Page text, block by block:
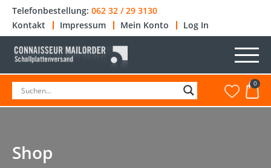
Telefonbestellung: 062 32 / 29 3130
Kontakt
Impressum Mein Konto Log In
0
Shop